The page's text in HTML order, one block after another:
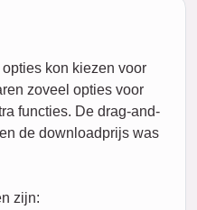
kon kiezen voor
zoveel opties voor
functies. De drag-and-
de downloadprijs was
zijn: